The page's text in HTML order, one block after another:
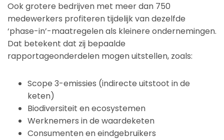
Ook grotere bedrijven met meer dan 750
medewerkers profiteren tijdelijk van dezelfde
‘phase-in’-maatregelen als kleinere ondernemingen.
Dat betekent dat zij bepaalde
rapportageonderdelen mogen uitstellen, zoals:
Scope 3-emissies (indirecte uitstoot in de
keten)
Biodiversiteit en ecosystemen
Werknemers in de waardeketen
Consumenten en eindgebruikers